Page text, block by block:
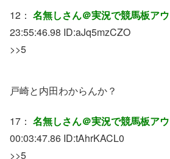
12： 名無しさん＠実況で競馬板ア
23:55:46.98 ID:aJq5mzCZO
>>5
戸崎と内田わからんか？
17： 名無しさん＠実況で競馬板ア
00:03:47.86 ID:tAhrKACL0
>>5